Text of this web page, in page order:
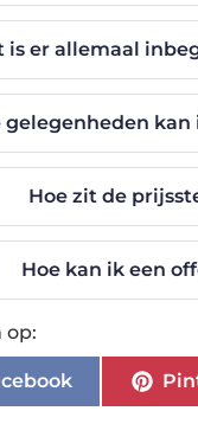
is er allemaal
gelegenheden
Hoe zit de
Hoe kan ik een
op: